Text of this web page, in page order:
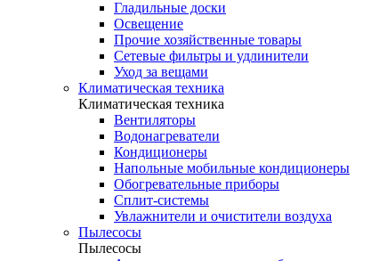
Гладильные доски
Освещение
Прочие хозяйственные товары
Сетевые фильтры и удлинители
Уход за вещами
Климатическая техника
Климатическая техника
Вентиляторы
Водонагреватели
Кондиционеры
Напольные мобильные кондиционеры
Обогревательные приборы
Сплит-системы
Увлажнители и очистители воздуха
Пылесосы
Пылесосы